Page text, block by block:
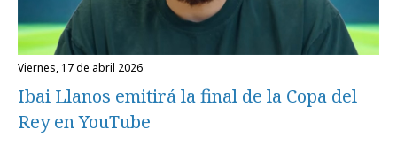
viernes, 17 de abril 2026
Ibai Llanos emitirá la final de la Copa del
Rey en YouTube